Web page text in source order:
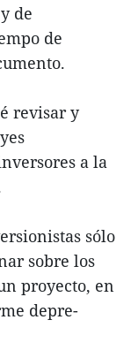
de
de
revisar y
a la
sólo
sobre los
proyecto, en
depre-